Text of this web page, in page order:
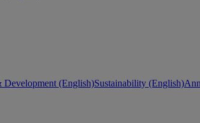
Development (English)Sustainability (English)